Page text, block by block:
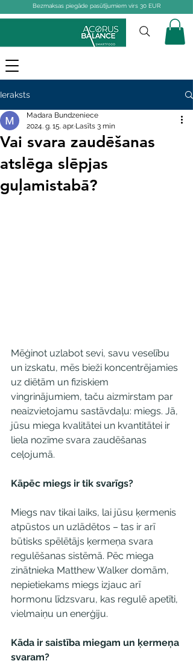
Bezmaksas piegāde pasūtījumiem virs 30 EUR
Ieraksts
Vai svara zaudēšanas
atslēga slēpjas
guļamistabā?
Madara Bundzeniece
2024. g. 15. apr. Lasīts 3 min
Mēģinot uzlabot sevi, savu veselību
un izskatu, mēs bieži koncentrējamies
uz diētām un fiziskiem
vingrinājumiem, taču aizmirstam par
neaizvietojamu sastāvdaļu: miegs. Jā,
jūsu miega kvalitātei un kvantitātei ir
liela nozīme svara zaudēšanas
ceļojumā.
Kāpēc miegs ir tik svarīgs?
Miegs nav tikai laiks, lai jūsu ķermenis
atpūstos un uzlādētos – tas ir arī
būtisks spēlētājs ķermeņa svara
regulēšanas sistēmā. Pēc miega
zinātnieka Matthew Walker domām,
nepietiekams miegs izjauc arī
hormonu līdzsvaru, kas regulē apetīti,
vielmaiņu un enerģiju.
Kāda ir saistība miegam un ķermeņa
svaram?